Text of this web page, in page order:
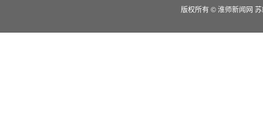
版权所有 © 淮师新闻网 苏